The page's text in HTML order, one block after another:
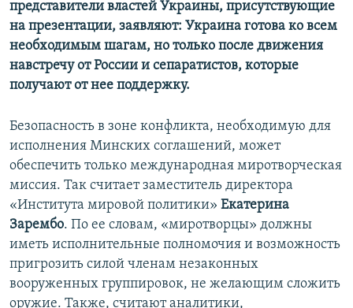
представители властей Украины, присутствующие
на презентации, заявляют: Украина готова ко всем
необходимым шагам, но только после движения
навстречу от России и сепаратистов, которые
получают от нее поддержку.
Безопасность в зоне конфликта, необходимую для
исполнения Минских соглашений, может
обеспечить только международная миротворческая
миссия. Так считает заместитель директора
«Института мировой политики» Екатерина
Зарембо. По ее словам, «миротворцы» должны
иметь исполнительные полномочия и возможность
пригрозить силой членам незаконных
вооруженных группировок, не желающим сложить
оружие. Также, считают аналитики,